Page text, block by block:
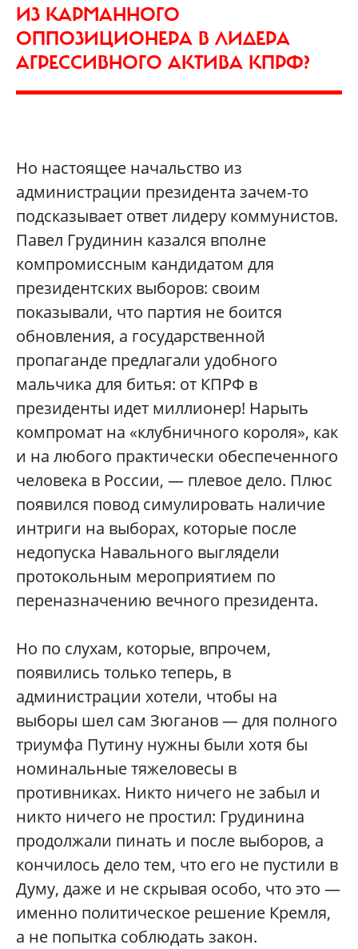
ИЗ КАРМАННОГО
ОППОЗИЦИОНЕРА В ЛИДЕРА
АГРЕССИВНОГО АКТИВА КПРФ?
Но настоящее начальство из
администрации президента зачем-то
подсказывает ответ лидеру коммунистов.
Павел Грудинин казался вполне
компромиссным кандидатом для
президентских выборов: своим
показывали, что партия не боится
обновления, а государственной
пропаганде предлагали удобного
мальчика для битья: от КПРФ в
президенты идет миллионер! Нарыть
компромат на «клубничного короля», как
и на любого практически обеспеченного
человека в России, — плевое дело. Плюс
появился повод симулировать наличие
интриги на выборах, которые после
недопуска Навального выглядели
протокольным мероприятием по
переназначению вечного президента.
Но по слухам, которые, впрочем,
появились только теперь, в
администрации хотели, чтобы на
выборы шел сам Зюганов — для полного
триумфа Путину нужны были хотя бы
номинальные тяжеловесы в
противниках. Никто ничего не забыл и
никто ничего не простил: Грудинина
продолжали пинать и после выборов, а
кончилось дело тем, что его не пустили в
Думу, даже и не скрывая особо, что это —
именно политическое решение Кремля,
а не попытка соблюдать закон.